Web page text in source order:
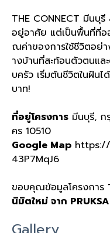
THE CONNECT มีนบุ
อยู่อาศัย แต่เป็นพื้นที่ที่อ
ณค่าของการใช้ชีวิตอย่
างบ้านที่สะท้อนตัวตนแ
บครัว เริ่มต้นชีวิตในฝัน
บาท!
ที่อยู่โครงการ มีนบุรี, ก
คร 10510
Google Map https://
43P7MqJ6
ขอบคุณข้อมูลโครงการ
นิมิตใหม่ จาก PRUKSA